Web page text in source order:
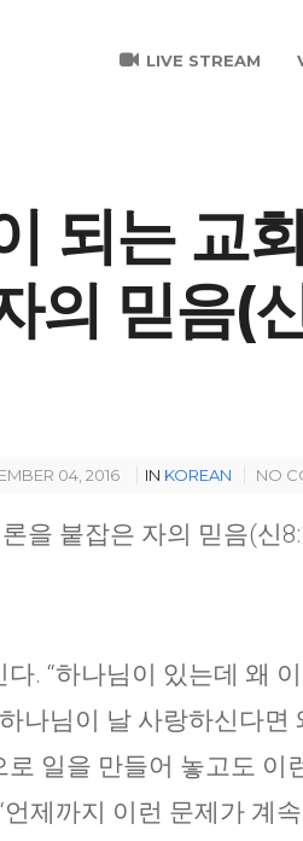
LIVE STREAM
되는 교
의 믿음(
04, 2016 IN KOREAN NO
을 붙잡은 자의 믿음(신
. “하나님이 있는데 왜
나님이 날 사랑하신다면
로 일을 만들어 놓고도 이
제까지 이런 문제가 계속